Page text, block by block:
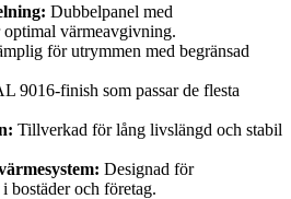
Dubbelpanel med
värmeavgivning.
för utrymmen med begränsad
9016-finish som passar de flesta
Tillverkad för lång livslängd och stabil
Designad för
bostäder och företag.